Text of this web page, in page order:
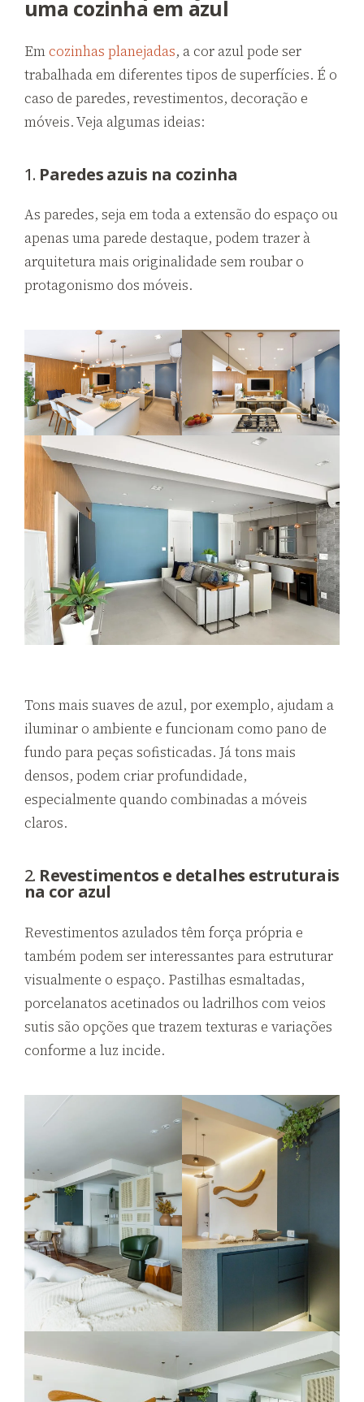
uma cozinha em azul
Emcozinhas planejadas, a cor azul pode ser
trabalhada em diferentes tipos de superfícies. É o
caso de paredes, revestimentos, decoração e
móveis. Veja algumas ideias:
1. Paredes azuis na cozinha
As paredes, seja em toda a extensão do espaço ou
apenas uma parede destaque, podem trazer à
arquitetura mais originalidade sem roubar o
protagonismo dos móveis.
Tons mais suaves de azul, por exemplo, ajudam a
iluminar o ambiente e funcionam como pano de
fundo para peças sofisticadas. Já tons mais
densos, podem criar profundidade,
especialmente quando combinadas a móveis
claros.
2. Revestimentos e detalhes estruturais
na cor azul
Revestimentos azulados têm força própria e
também podem ser interessantes para estruturar
visualmente o espaço. Pastilhas esmaltadas,
porcelanatos acetinados ou ladrilhos com veios
sutis são opções que trazem texturas e variações
conforme a luz incide.